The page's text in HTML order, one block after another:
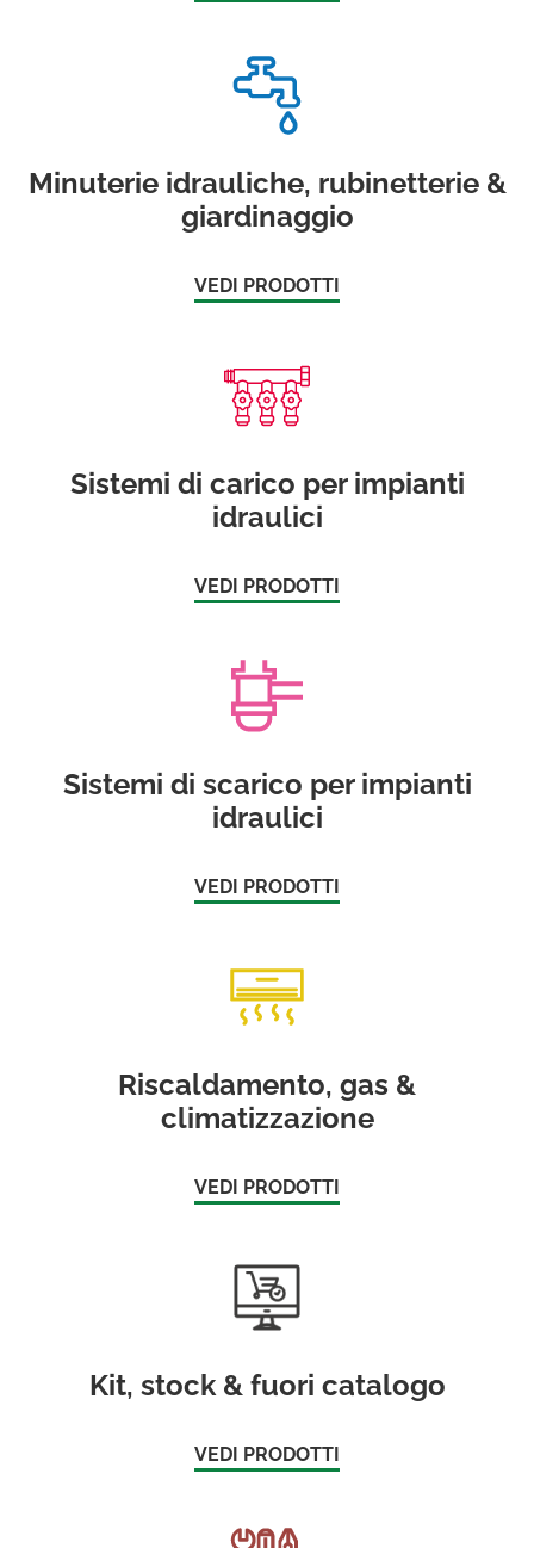
Minuterie idrauliche, rubinetterie &
giardinaggio
VEDI PRODOTTI
Sistemi di carico per impianti
idraulici
VEDI PRODOTTI
Sistemi di scarico per impianti
idraulici
VEDI PRODOTTI
Riscaldamento, gas &
climatizzazione
VEDI PRODOTTI
Kit, stock & fuori catalogo
VEDI PRODOTTI